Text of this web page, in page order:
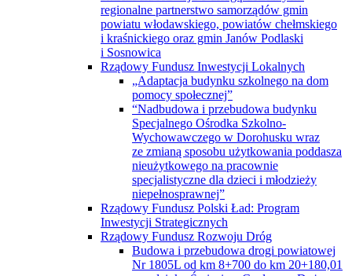
regionalne partnerstwo samorządów gmin
powiatu włodawskiego, powiatów chełmskiego
i kraśnickiego oraz gmin Janów Podlaski
i Sosnowica
Rządowy Fundusz Inwestycji Lokalnych
„Adaptacja budynku szkolnego na dom
pomocy społecznej”
“Nadbudowa i przebudowa budynku
Specjalnego Ośrodka Szkolno-
Wychowawczego w Dorohusku wraz
ze zmianą sposobu użytkowania poddasza
nieużytkowego na pracownie
specjalistyczne dla dzieci i młodzieży
niepełnosprawnej”
Rządowy Fundusz Polski Ład: Program
Inwestycji Strategicznych
Rządowy Fundusz Rozwoju Dróg
Budowa i przebudowa drogi powiatowej
Nr 1805L od km 8+700 do km 20+180,01